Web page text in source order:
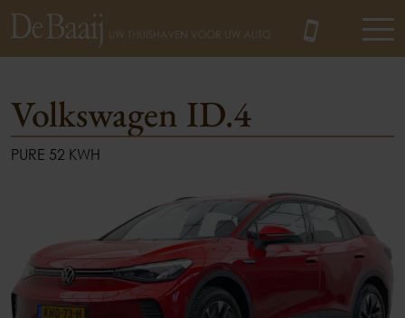
Volkswagen ID.4
PURE 52 KWH